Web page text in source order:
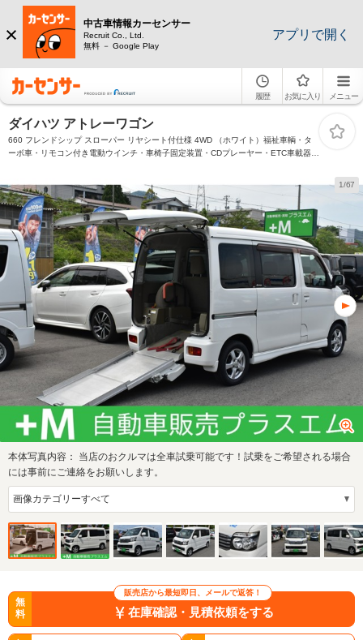
中古車情報カーセンサー
Recruit Co., Ltd.
無料 － Google Play
アプリで開く
履歴 お気に入り メニュー
ダイハツ アトレーワゴン
660 フレンドシップ スローパー リヤシート付仕様 4WD （ホワイト）福祉車輌・タ
ーボ車・リモコン付き電動ウインチ・車椅子固定装置・CDプレーヤー・ETC車載器・
1/67
本体写真内容： 当店のおクルマは全車試乗可能です！試乗をご希望される場合
には事前にご連絡をお願いします。
販売店から最短即日、メールで返答！
無
料
在庫確認・見積依頼をする